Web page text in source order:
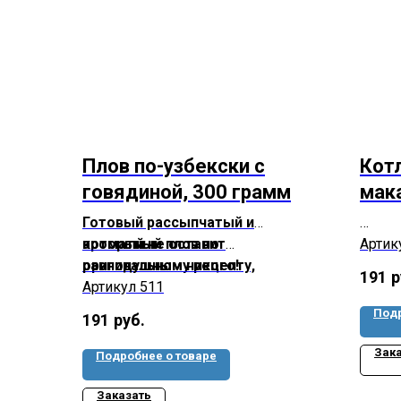
Плов по-узбекски с
говядиной, 300 грамм
Готовый рассыпчатый и
ароматный плов по
оригинальному рецепту,
который не оставит
равнодушным никого!
Артикул 511
191 руб.
Подробнее о товаре
Заказать
191